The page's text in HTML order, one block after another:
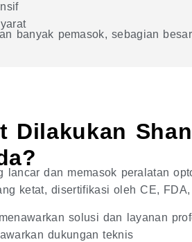
banyak pemasok, sebagian
Dilakukan
lancar dan memasok peralatan
ketat, disertifikasi oleh CE,
solusi dan layanan
dukungan teknis